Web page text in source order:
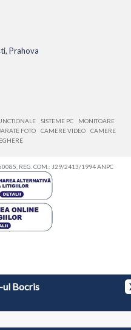
ul Bocris
Prahova
SISTEME PC
MONITOARE
FOTO CAMERE VIDEO
CAMERE
REG. COM.: J29/2413/1994ANPC